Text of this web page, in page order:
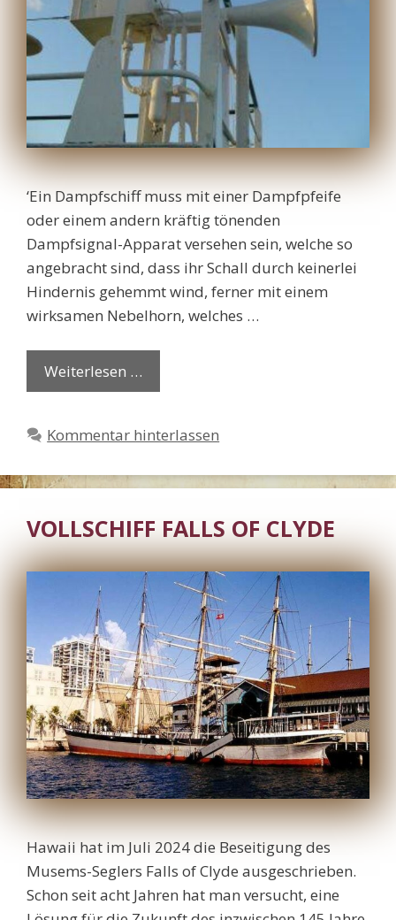
‘Ein Dampfschiff muss mit einer Dampfpfeife
oder einem andern kräftig tönenden
Dampfsignal-Apparat versehen sein, welche so
angebracht sind, dass ihr Schall durch keinerlei
Hindernis gehemmt wind, ferner mit einem
wirksamen Nebelhorn, welches …
Weiterlesen …
Kommentar hinterlassen
VOLLSCHIFF FALLS OF CLYDE
Hawaii hat im Juli 2024 die Beseitigung des
Musems-Seglers Falls of Clyde ausgeschrieben.
Schon seit acht Jahren hat man versucht, eine